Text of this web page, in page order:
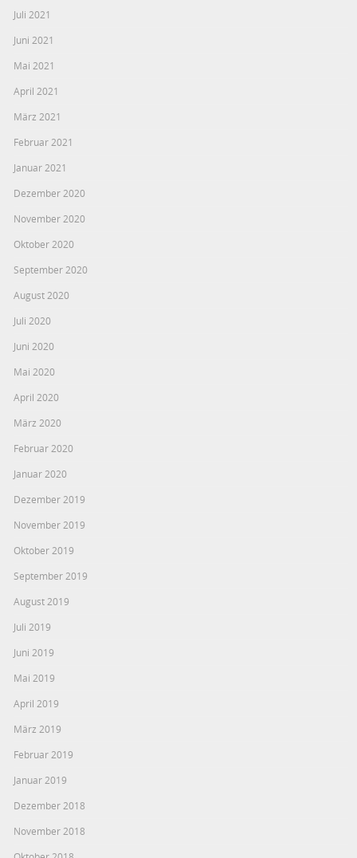
Juli 2021
Juni 2021
Mai 2021
April 2021
März 2021
Februar 2021
Januar 2021
Dezember 2020
November 2020
Oktober 2020
September 2020
August 2020
Juli 2020
Juni 2020
Mai 2020
April 2020
März 2020
Februar 2020
Januar 2020
Dezember 2019
November 2019
Oktober 2019
September 2019
August 2019
Juli 2019
Juni 2019
Mai 2019
April 2019
März 2019
Februar 2019
Januar 2019
Dezember 2018
November 2018